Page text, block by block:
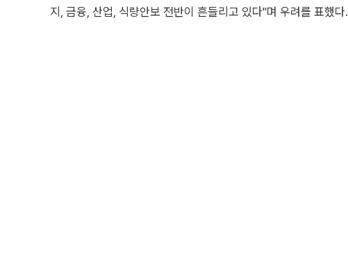
지, 금융, 산업, 식량안보 전반이 흔들리고 있다"며 우려를 표했다.